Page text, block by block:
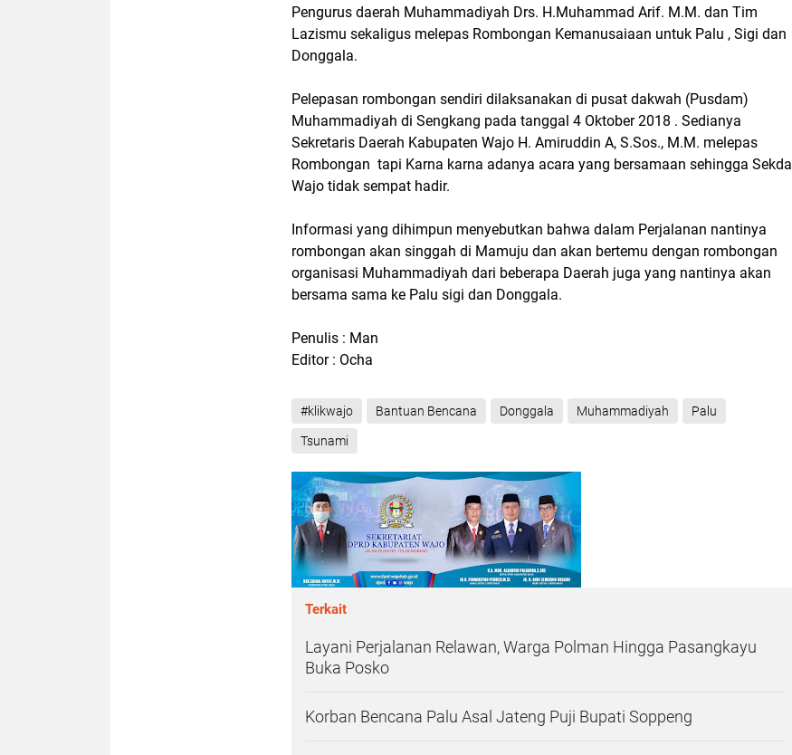
Pengurus daerah Muhammadiyah Drs. H.Muhammad Arif. M.M. dan Tim
Lazismu sekaligus melepas Rombongan Kemanusaiaan untuk Palu , Sigi dan
Donggala.
Pelepasan rombongan sendiri dilaksanakan di pusat dakwah (Pusdam)
Muhammadiyah di Sengkang pada tanggal 4 Oktober 2018 . Sedianya
Sekretaris Daerah Kabupaten Wajo H. Amiruddin A, S.Sos., M.M. melepas
Rombongan tapi Karna karna adanya acara yang bersamaan sehingga Sekda
Wajo tidak sempat hadir.
Informasi yang dihimpun menyebutkan bahwa dalam Perjalanan nantinya
rombongan akan singgah di Mamuju dan akan bertemu dengan rombongan
organisasi Muhammadiyah dari beberapa Daerah juga yang nantinya akan
bersama sama ke Palu sigi dan Donggala.
Penulis : Man
Editor : Ocha
#klikwajo Bantuan Bencana Donggala Muhammadiyah Palu
Tsunami
Terkait
Layani Perjalanan Relawan, Warga Polman Hingga Pasangkayu
Buka Posko
Korban Bencana Palu Asal Jateng Puji Bupati Soppeng